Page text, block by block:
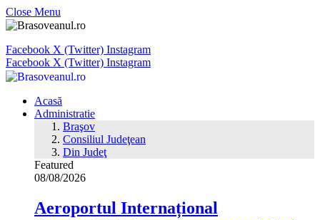
Close Menu
Facebook X (Twitter) Instagram
Facebook X (Twitter) Instagram
Acasă
Administratie
Braşov
Consiliul Judeţean
Din Judeţ
Featured
08/08/2026
Aeroportul Internațional